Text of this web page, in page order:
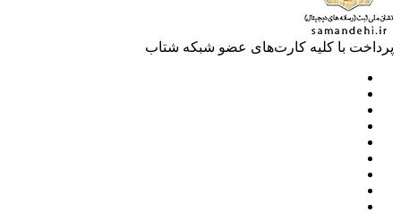
با کلیه کارت‌های عضو شبکه شتاب